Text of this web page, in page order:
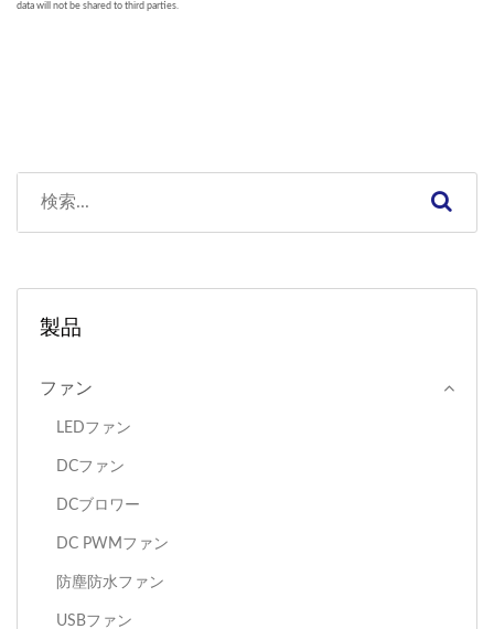
製品
ファン
LEDファン
DCファン
DCブロワー
DC PWMファン
防塵防水ファン
USBファン